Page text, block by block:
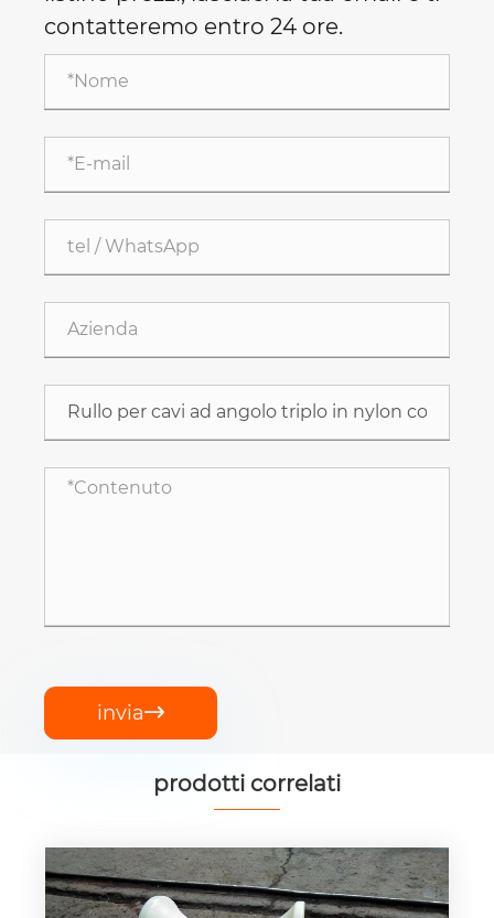
contatteremo entro 24 ore.
invia
prodotti correlati